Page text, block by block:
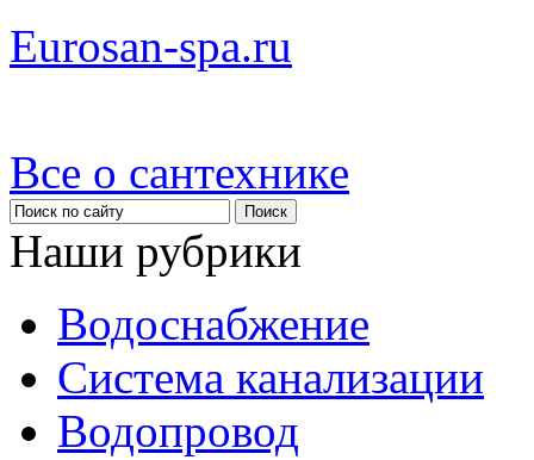
Eurosan-spa.ru
Все о сантехнике
Наши рубрики
Водоснабжение
Система канализации
Водопровод